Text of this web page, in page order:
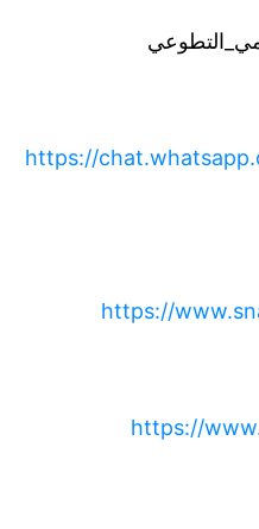
https://
https://
https://